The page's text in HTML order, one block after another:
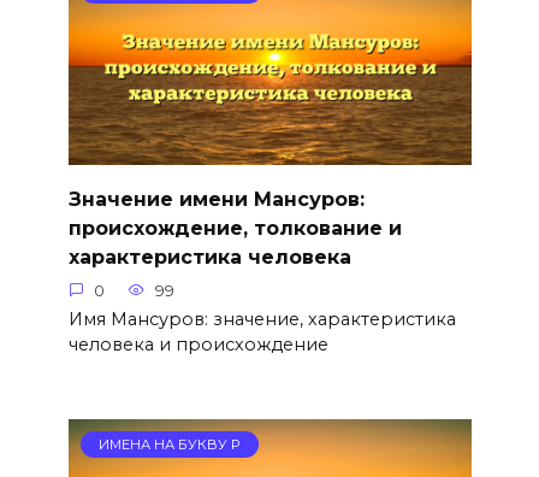
Значение имени Мансуров:
происхождение, толкование и
характеристика человека
0 99
Имя Мансуров: значение, характеристика
человека и происхождение
ИМЕНА НА БУКВУ Р